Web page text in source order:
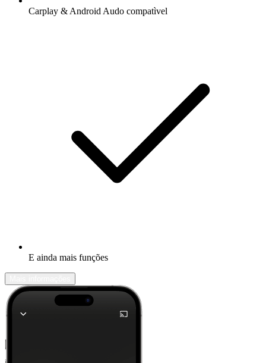
Carplay & Android Audo compatìvel
E ainda mais funções